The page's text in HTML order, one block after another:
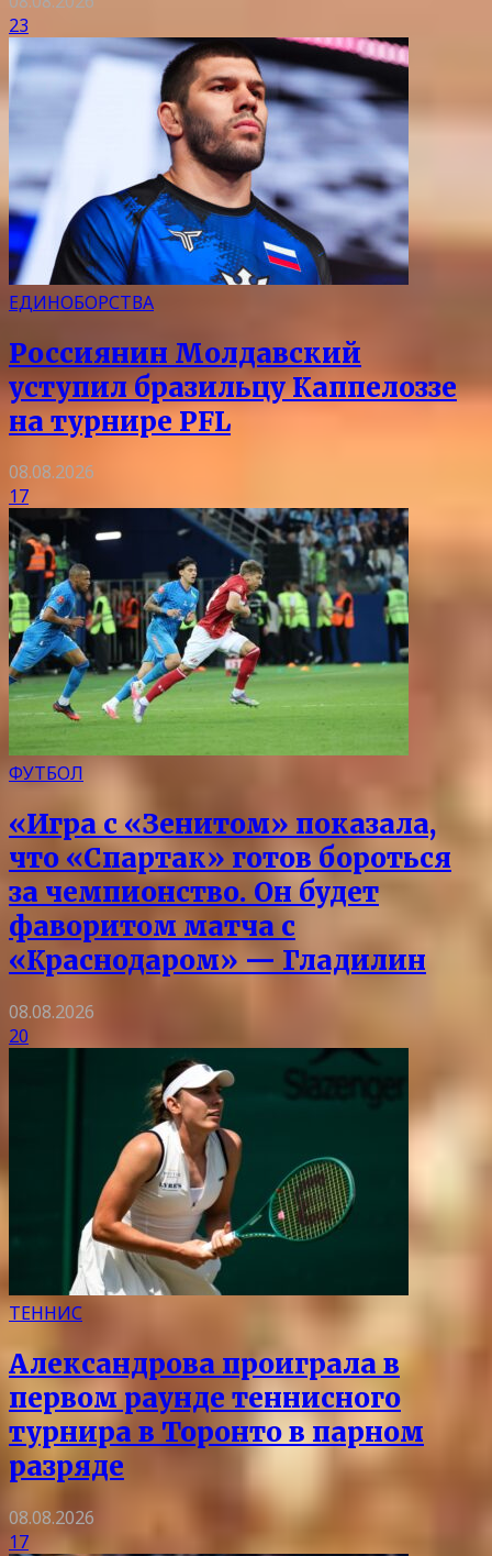
23
ЕДИНОБОРСТВА
Россиянин Молдавский
уступил бразильцу Каппелоззе
на турнире PFL
08.08.2026
17
ФУТБОЛ
«Игра с «Зенитом» показала,
что «Спартак» готов бороться
за чемпионство. Он будет
фаворитом матча с
«Краснодаром» — Гладилин
08.08.2026
20
ТЕННИС
Александрова проиграла в
первом раунде теннисного
турнира в Торонто в парном
разряде
08.08.2026
17